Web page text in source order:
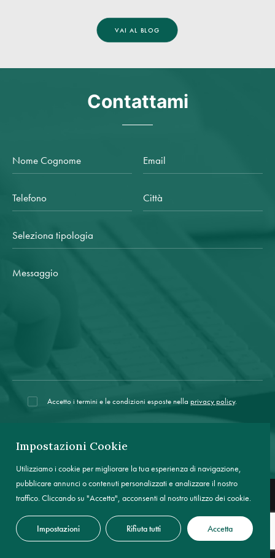
Impostazioni Cookie
Utilizziamo i cookie per migliorare la tua esperienza di navigazione,
pubblicare annunci o contenuti personalizzati e analizzare il nostro
traffico. Cliccando su "Accetta", acconsenti al nostro utilizzo dei cookie.
Impostazioni Rifiuta tutti Accetta
VAI AL BLOG
Contattami
Accetto i termini e le condizioni esposte nella privacy policy.